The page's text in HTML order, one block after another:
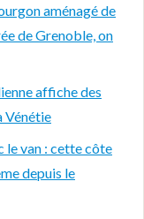
aménagé de
de Grenoble, on
affiche des
Vénétie
le van : cette côte
depuis le